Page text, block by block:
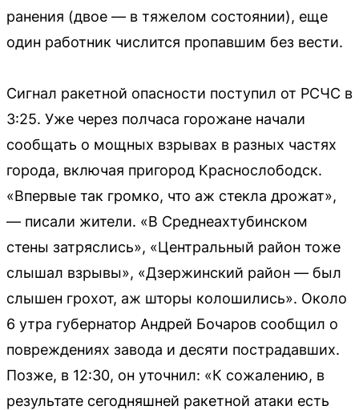
ранения (двое — в тяжелом состоянии), еще
один работник числится пропавшим без вести.
Сигнал ракетной опасности поступил от РСЧС в
3:25. Уже через полчаса горожане начали
сообщать о мощных взрывах в разных частях
города, включая пригород Краснослободск.
«Впервые так громко, что аж стекла дрожат»,
— писали жители. «В Среднеахтубинском
стены затряслись», «Центральный район тоже
слышал взрывы», «Дзержинский район — был
слышен грохот, аж шторы колошились». Около
6 утра губернатор Андрей Бочаров сообщил о
повреждениях завода и десяти пострадавших.
Позже, в 12:30, он уточнил: «К сожалению, в
результате сегодняшней ракетной атаки есть